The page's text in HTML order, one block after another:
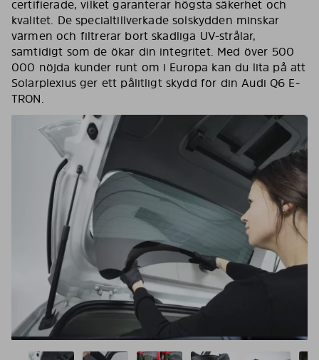
certifierade, vilket garanterar högsta säkerhet och
kvalitet. De specialtillverkade solskydden minskar
värmen och filtrerar bort skadliga UV-strålar,
samtidigt som de ökar din integritet. Med över 500
000 nöjda kunder runt om i Europa kan du lita på att
Solarplexius ger ett pålitligt skydd för din Audi Q6 E-
TRON.